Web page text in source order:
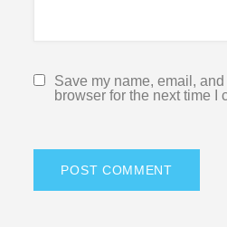
Save my name, email,
browser for the next time I